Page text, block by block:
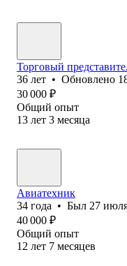
Торговый
36 лет • Обновлено
30 000 ₽
Общий опыт
13 лет 3 месяца
Авиатехник
34 года • Был 27
40 000 ₽
Общий опыт
12 лет 7 месяцев